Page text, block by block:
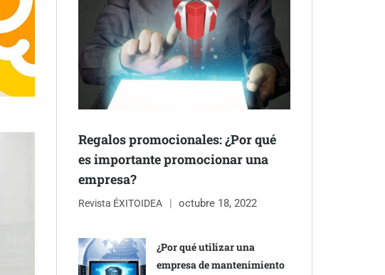
Regalos promocionales: ¿Por qué
es importante promocionar una
empresa?
Revista ÉXITOIDEA octubre 18, 2022
¿Por qué utilizar una
empresa de mantenimiento